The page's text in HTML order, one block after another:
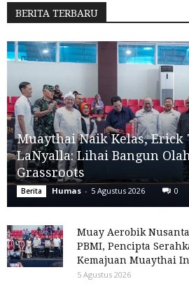
BERITA TERBARU
Muaythai Naik Kelas,
LaNyalla: Lihai Bangun
Grassroots
Berita Humas - 5 Agustus 2026 0
Muay Aerobik
PBMI, Pencipta
Kemajuan Muaythai
5 Agustus 2026